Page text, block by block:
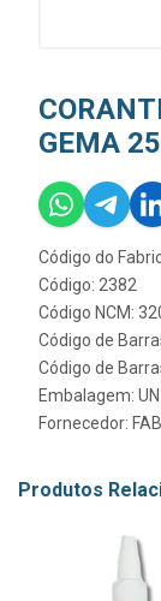
GEMA
Código do
Código: 2382
Código NCM:
Código de
Código de
Embalagem:
Fornecedor: FAB
Produtos